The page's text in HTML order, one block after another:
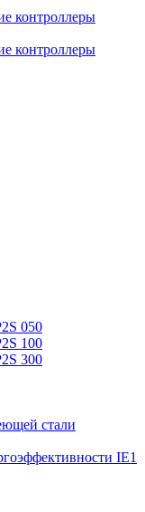
контроллеры
контроллеры
050
100
300
стали
IE1